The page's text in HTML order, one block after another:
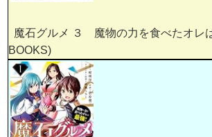
魔石グルメ ３ 魔物の力を食べたオレ
BOOKS)